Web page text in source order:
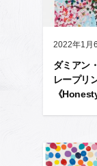
2022年1月
ダミアン
レープ
《